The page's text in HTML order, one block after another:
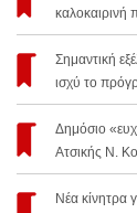
Σημαντική
ισχύ το
Δημόσιο
Ατσικής Ν.
Νέα κίνητρα